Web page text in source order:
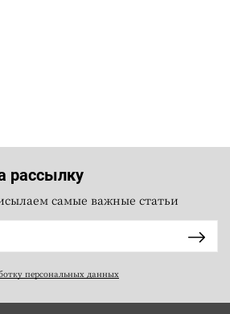
рассылку
самые важные статьи
персональных данных